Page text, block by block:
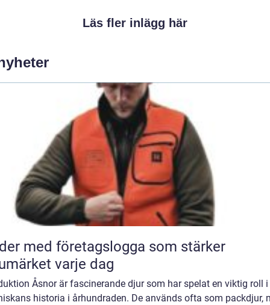
Läs fler inlägg här
med företagslogga som stärker
varje dag
Åsnor är fascinerande djur som har spelat en viktig roll i
historia i århundraden. De används ofta som packdjur,